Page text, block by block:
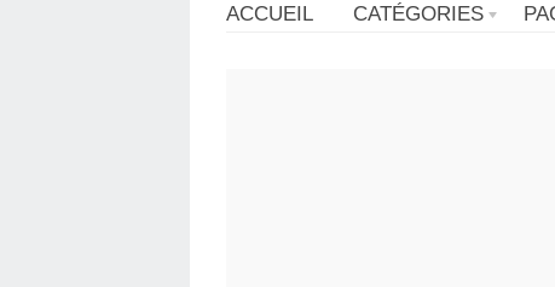
ACCUEIL CATÉGORIES